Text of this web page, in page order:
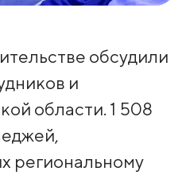
обсудили
и
области. 1 508
региональному